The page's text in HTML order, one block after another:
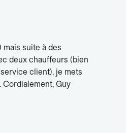
mais suite à des
deux chauffeurs (bien
client), je mets
Cordialement, Guy